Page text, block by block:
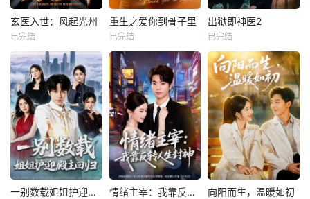
玄医入世：风起光州
已完结
重生之爱你到骨子里
已完结
出狱即神医2
已完结
一别数载姐姐护迎殿主回归 情绪主宰：我靠反转人生封神 向阳而生，温暖如初